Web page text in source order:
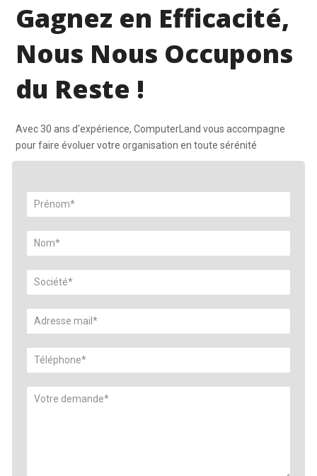
Gagnez en Efficacité,
Nous Nous Occupons
du Reste !
Avec 30 ans d'expérience, ComputerLand vous accompagne
pour faire évoluer votre organisation en toute sérénité